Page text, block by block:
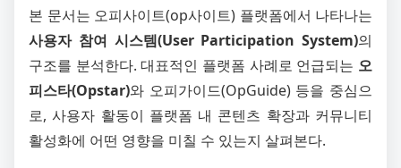
본 문서는 오피사이트(op사이트) 플랫폼에서 나타나는
사용자 참여 시스템(User Participation System)의
구조를 분석한다. 대표적인 플랫폼 사례로 언급되는 오
피스타(Opstar)와 오피가이드(OpGuide) 등을 중심으
로, 사용자 활동이 플랫폼 내 콘텐츠 확장과 커뮤니티
활성화에 어떤 영향을 미칠 수 있는지 살펴본다.